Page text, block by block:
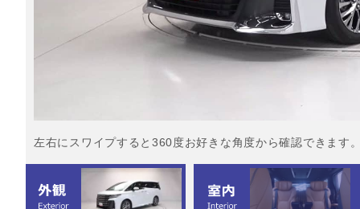
左右にスワイプすると360度お好きな角度から確認できます